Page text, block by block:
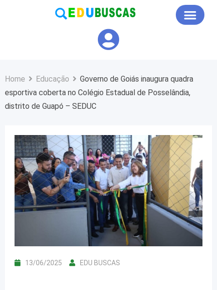
Home Educação
Governo de Goiás inaugura quadra
esportiva coberta no Colégio Estadual de Posselândia,
distrito de Guapó – SEDUC
13/06/2025 EDU BUSCAS